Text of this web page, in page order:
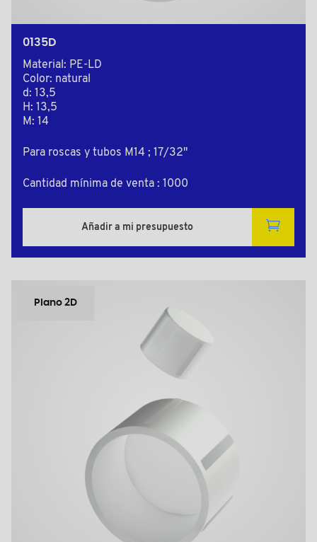
0135D
Material: PE-LD
Color: natural
d: 13,5
H: 13,5
M: 14
Para roscas y tubos M14 ; 17/32"
Cantidad mínima de venta : 1000
Añadir a mi presupuesto
Plano 2D